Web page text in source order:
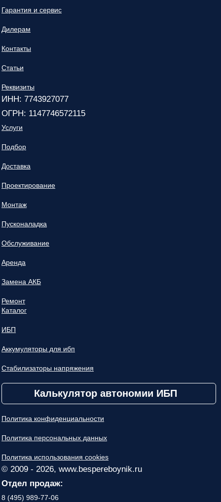
Гарантия и сервис
Дилерам
Контакты
Статьи
Реквизиты
ИНН: 7743927077
ОГРН: 1147746572115
Услуги
Подбор
Доставка
Проектирование
Монтаж
Пусконаладка
Обслуживание
Аренда
Замена АКБ
Ремонт
Каталог
ИБП
Аккумуляторы для ибп
Стабилизаторы напряжения
Калькулятор автономии ИБП
Политика конфиденциальности
Политика персональных данных
Политика использования cookies
© 2009 - 2026, www.bespereboynik.ru
Отдел продаж:
8 (495) 989-77-06